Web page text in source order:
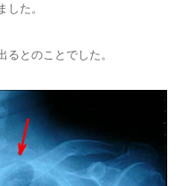
した。
るとのことでした。